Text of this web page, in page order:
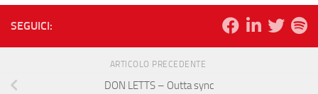
SEGUICI:
ARTICOLO PRECEDENTE
DON LETTS – Outta sync